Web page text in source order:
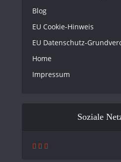
Blog
EU Cookie-Hinweis
EU Datenschutz-
Home
Impressum
Soziale